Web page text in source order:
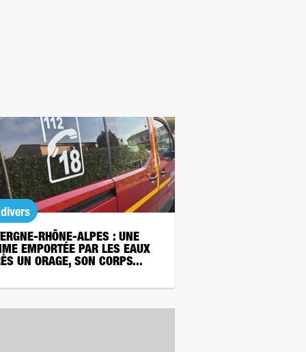
RHÔNE-ALPES : UNE
EMPORTÉE PAR LES EAUX
UN ORAGE, SON CORPS...